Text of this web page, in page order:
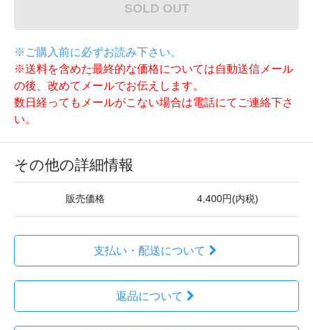
SOLD OUT
※ご購入前に必ずお読み下さい。
※送料を含めた最終的な価格については自動送信メール
の後、改めてメールでお伝えします。
数日経ってもメールがこない場合は電話にてご連絡下さ
い。
その他の詳細情報
販売価格 4,400円(内税)
支払い・配送について
返品について